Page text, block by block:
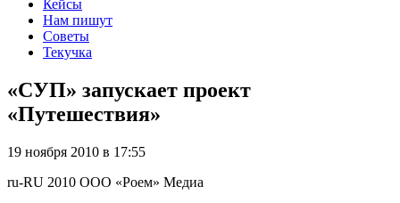
Кейсы
Нам пишут
Советы
Текучка
«СУП» запускает проект
«Путешествия»
19 ноября 2010 в 17:55
ru-RU 2010 ООО «Роем» Медиа